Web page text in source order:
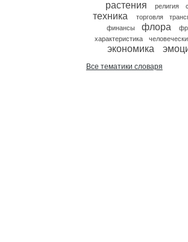
растения
религия
техника торговля
финансы
флора
характеристика
экономика
Все тематики словаря